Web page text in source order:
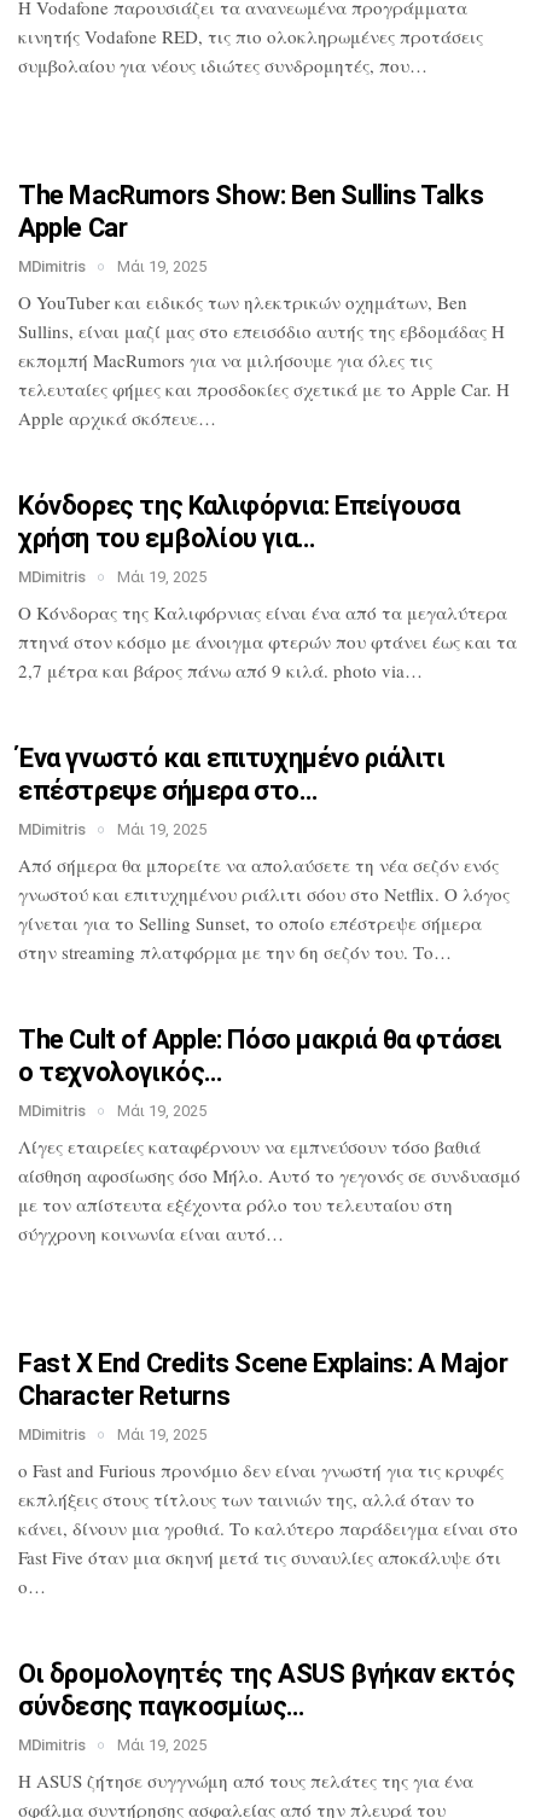
H Vodafone παρουσιάζει τα ανανεωμένα προγράμματα
κινητής Vodafone RED, τις πιο ολοκληρωμένες προτάσεις
συμβολαίου για νέους ιδιώτες συνδρομητές, που…
The MacRumors Show: Ben Sullins Talks
Apple Car
MDimitris Μάι 19, 2025
Ο YouTuber και ειδικός των ηλεκτρικών οχημάτων, Ben
Sullins, είναι μαζί μας στο επεισόδιο αυτής της εβδομάδας Η
εκπομπή MacRumors για να μιλήσουμε για όλες τις
τελευταίες φήμες και προσδοκίες σχετικά με το Apple Car. Η
Apple αρχικά σκόπευε…
Κόνδορες της Καλιφόρνια: Επείγουσα
χρήση του εμβολίου για…
MDimitris Μάι 19, 2025
Ο Κόνδορας της Καλιφόρνιας είναι ένα από τα μεγαλύτερα
πτηνά στον κόσμο με άνοιγμα φτερών που φτάνει έως και τα
2,7 μέτρα και βάρος πάνω από 9 κιλά. photo via…
Ένα γνωστό και επιτυχημένο ριάλιτι
επέστρεψε σήμερα στο…
MDimitris Μάι 19, 2025
Από σήμερα θα μπορείτε να απολαύσετε τη νέα σεζόν ενός
γνωστού και επιτυχημένου ριάλιτι σόου στο Netflix. Ο λόγος
γίνεται για το Selling Sunset, το οποίο επέστρεψε σήμερα
στην streaming πλατφόρμα με την 6η σεζόν του. Το…
The Cult of Apple: Πόσο μακριά θαφτάσει
ο τεχνολογικός…
MDimitris Μάι 19, 2025
Λίγες εταιρείες καταφέρνουν να εμπνεύσουν τόσο βαθιά
αίσθηση αφοσίωσης όσο Μήλο. Αυτό το γεγονός σε συνδυασμό
με τον απίστευτα εξέχοντα ρόλο του τελευταίου στη
σύγχρονη κοινωνία είναι αυτό…
Fast X End Credits Scene Explains: AMajor
Character Returns
MDimitris Μάι 19, 2025
ο Fast and Furious προνόμιο δεν είναι γνωστή για τις κρυφές
εκπλήξεις στους τίτλους των ταινιών της, αλλά όταν το
κάνει, δίνουν μια γροθιά. Το καλύτερο παράδειγμα είναι στο
Fast Five όταν μια σκηνή μετά τις συναυλίες αποκάλυψε ότι
ο…
Οι δρομολογητές της ASUS βγήκαν εκτός
σύνδεσης παγκοσμίως…
MDimitris Μάι 19, 2025
Η ASUS ζήτησε συγγνώμη από τους πελάτες της για ένα
σφάλμα συντήρησης ασφαλείας από την πλευρά του